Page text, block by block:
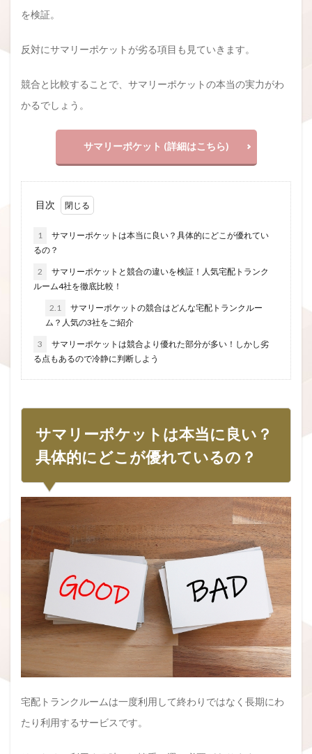
を検証。
反対にサマリーポケットが劣る項目も見ていきます。
競合と比較することで、サマリーポケットの本当の実力がわ
かるでしょう。
サマリーポケット (詳細はこちら)
目次
1
サマリーポケットは本当に良い？具体的にどこが優れてい
るの？
2
サマリーポケットと競合の違いを検証！人気宅配トランク
ルーム4社を徹底比較！
2.1
サマリーポケットの競合はどんな宅配トランクルー
ム？人気の3社をご紹介
3
サマリーポケットは競合より優れた部分が多い！しかし劣
る点もあるので冷静に判断しよう
サマリーポケットは本当に良い？
具体的にどこが優れているの？
宅配トランクルームは一度利用して終わりではなく長期にわ
たり利用するサービスです。